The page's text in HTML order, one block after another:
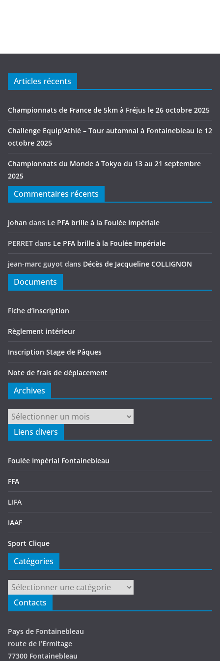
Articles récents
Championnats de France de 5km à Fréjus le 26 octobre 2025
Challenge Equip’Athlé – Tour automnal à Fontainebleau le 12
octobre 2025
Championnats du Monde à Tokyo du 13 au 21 septembre
2025
Commentaires récents
johan dans Le PFA brille à la Foulée Impériale
PERRET dans Le PFA brille à la Foulée Impériale
jean-marc guyot dans Décès de Jacqueline COLLIGNON
Documents
Fiche d’inscription
Règlement intérieur
Inscription Stage de Pâques
Note de frais de déplacement
Archives
Archives
Liens divers
Foulée Impérial Fontainebleau
FFA
LIFA
IAAF
Sport Clique
Catégories
Catégories
Contacts
Pays de Fontainebleau
route de l’Ermitage
77300 Fontainebleau